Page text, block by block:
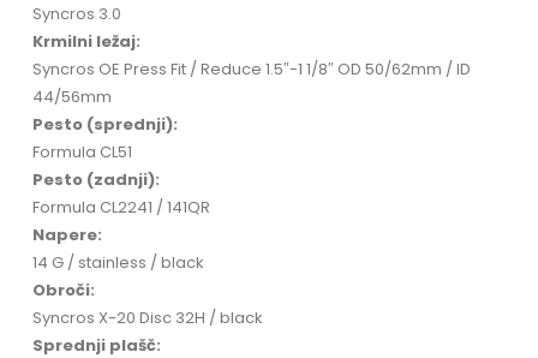
Syncros 3.0
Krmilni ležaj:
Syncros OE Press Fit / Reduce 1.5″-1 1/8″ OD 50/62mm / ID
44/56mm
Pesto (sprednji):
Formula CL51
Pesto (zadnji):
Formula CL2241 / 141QR
Napere:
14 G / stainless / black
Obroči:
Syncros X-20 Disc 32H / black
Sprednji plašč: